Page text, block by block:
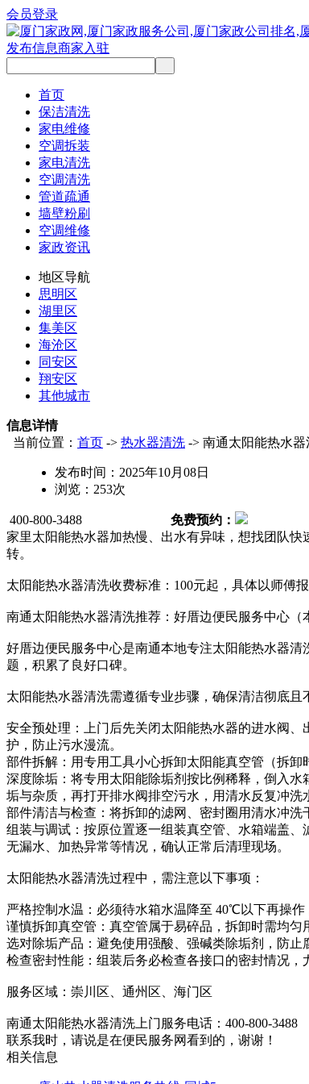
会员登录
发布信息商家入驻
首页
保洁清洗
家电维修
空调拆装
家电清洗
空调清洗
管道疏通
墙壁粉刷
空调维修
家政资讯
地区导航
思明区
湖里区
集美区
海沧区
同安区
翔安区
其他城市
信息详情
当前位置： 首页 -> 热水器清洗 -> 南通太阳能热水
发布时间： 2025年10月08日
浏览： 253次
400-800-3488
免费预约：
家里太阳能热水器加热慢、出水有异味，想找团队
转。
太阳能热水器清洗收费标准：100元起，具体以师傅
南通太阳能热水器清洗推荐：好厝边便民服务中心（
好厝边便民服务中心是南通本地专注太阳能热水器
题，积累了良好口碑。
太阳能热水器清洗需遵循专业步骤，确保清洁彻底且
安全预处理：上门后先关闭太阳能热水器的进水阀
护，防止污水漫流。
部件拆解：用专用工具小心拆卸太阳能真空管（拆
深度除垢：将专用太阳能除垢剂按比例稀释，倒入
垢与杂质，再打开排水阀排空污水，用清水反复冲洗
部件清洁与检查：将拆卸的滤网、密封圈用清水冲
组装与调试：按原位置逐一组装真空管、水箱端盖
无漏水、加热异常等情况，确认正常后清理现场。
太阳能热水器清洗过程中，需注意以下事项：
严格控制水温：必须待水箱水温降至 40℃以下再操
谨慎拆卸真空管：真空管属于易碎品，拆卸时需均
选对除垢产品：避免使用强酸、强碱类除垢剂，防
检查密封性能：组装后务必检查各接口的密封情况
服务区域：崇川区、通州区、海门区
南通太阳能热水器清洗上门服务电话：400-800-3488
联系我时，请说是在便民服务网看到的，谢谢！
相关信息